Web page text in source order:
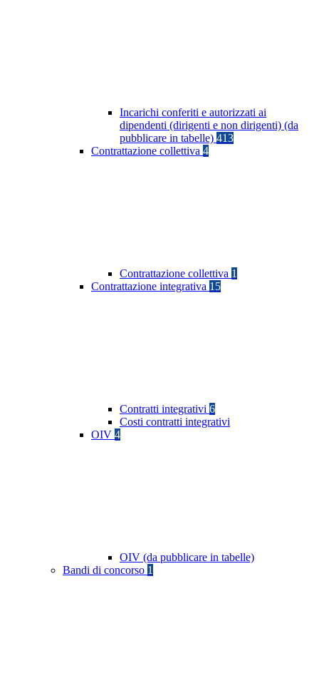
Incarichi conferiti e autorizzati ai
dipendenti (dirigenti e non dirigenti) (da
pubblicare in tabelle) 413
Contrattazione collettiva 4
Contrattazione collettiva 1
Contrattazione integrativa 15
Contratti integrativi 6
Costi contratti integrativi
OIV 4
OIV (da pubblicare in tabelle)
Bandi di concorso 1